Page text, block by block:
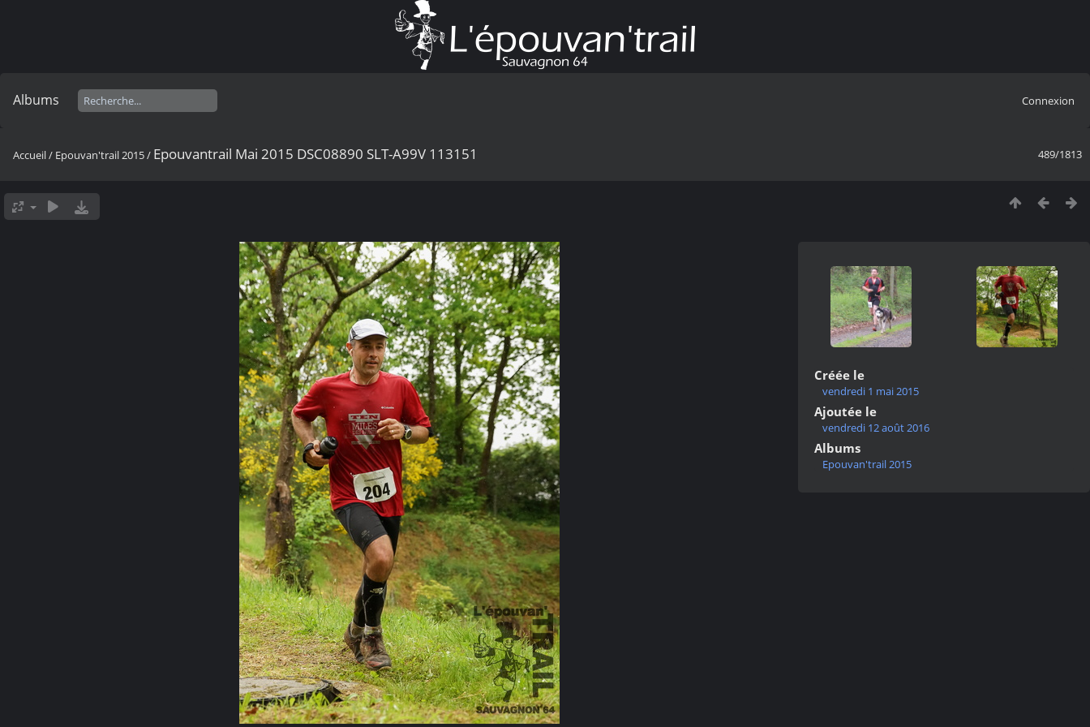
Albums Connexion
489/1813
Accueil/ Epouvan'trail 2015/ Epouvantrail Mai 2015 DSC08890 SLT-A99V 113151
Créée le
vendredi 1 mai 2015
Ajoutée le
vendredi 12 août 2016
Albums
Epouvan'trail 2015